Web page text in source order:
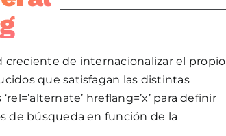
creciente de internacionalizar el propio
que satisfagan las distintas
hreflang=’x’ para definir
de búsqueda en función de la